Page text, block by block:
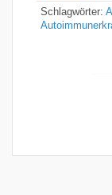
Schlagwörter: